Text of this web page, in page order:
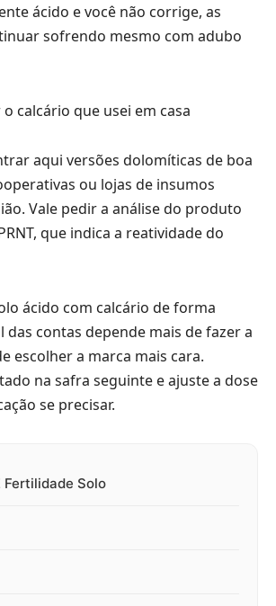
ácido e você não corrige, as
sofrendo mesmo com adubo
calcário que usei em casa
aqui versões dolomíticas de boa
ou lojas de insumos
Vale pedir a análise do produto
que indica a reatividade do
ácido com calcário de forma
das contas depende mais de fazer a
escolher a marca mais cara.
na safra seguinte e ajuste a dose
se precisar.
Fertilidade Solo